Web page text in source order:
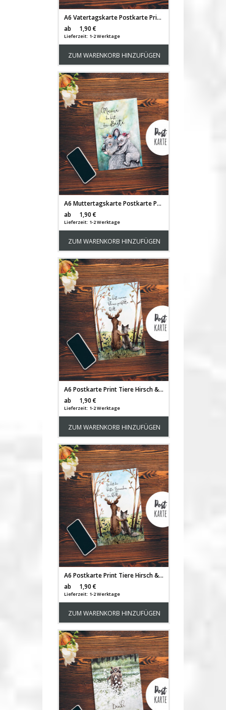
A6 Vatertagskarte Postkarte Print Bären Papa & Kind Angeln mit Spruch Danke... pk180
ab
1,90 €
Lieferzeit: 1-2 Werktage
ZUM WARENKORB HINZUFÜGEN
A6 Muttertagskarte Postkarte Print Koala Mama & Kind mit Spruch ...du bist die Beste pk183
ab
1,90 €
Lieferzeit: 1-2 Werktage
ZUM WARENKORB HINZUFÜGEN
A6 Postkarte Print Tiere Hirsch & Wolf Freunde mit Spruch ...kleine perfekte Welt... pk185
ab
1,90 €
Lieferzeit: 1-2 Werktage
ZUM WARENKORB HINZUFÜGEN
A6 Postkarte Print Tiere Hirsch & Wolf Freundschaftskarte Spruch beste Freundin der Welt pk186
ab
1,90 €
Lieferzeit: 1-2 Werktage
ZUM WARENKORB HINZUFÜGEN